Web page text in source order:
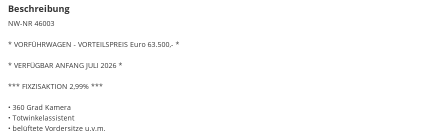
Beschreibung
NW-NR 46003
* VORFÜHRWAGEN - VORTEILSPREIS Euro 63.500,- *
* VERFÜGBAR ANFANG JULI 2026 *
*** FIXZISAKTION 2,99% ***
• 360 Grad Kamera
• Totwinkelassistent
• belüftete Vordersitze u.v.m.